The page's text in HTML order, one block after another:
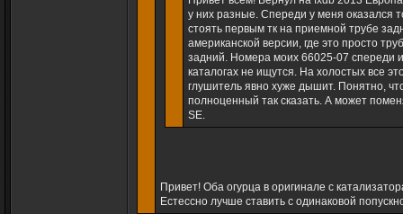
у них разные. Спереди у меня оказался
стоять первым тк на приемной трубе
американской версии, где это просто
задний. Номера моих 66025-07 спереди
каталогах не ищутся. На холостых все
глушитель явно хуже дышит. Понятно,
полноценный так сказать. А может
SE.
Привет! Оба огурца в оригинале с
Естессно лучше ставить с одинаковой